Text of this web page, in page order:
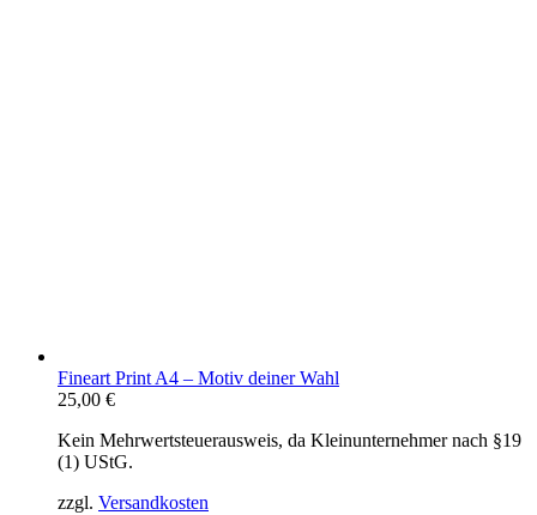
Fineart Print A4 – Motiv deiner Wahl
25,00 €
Kein Mehrwertsteuerausweis, da Kleinunternehmer nach §19
(1) UStG.
zzgl. Versandkosten